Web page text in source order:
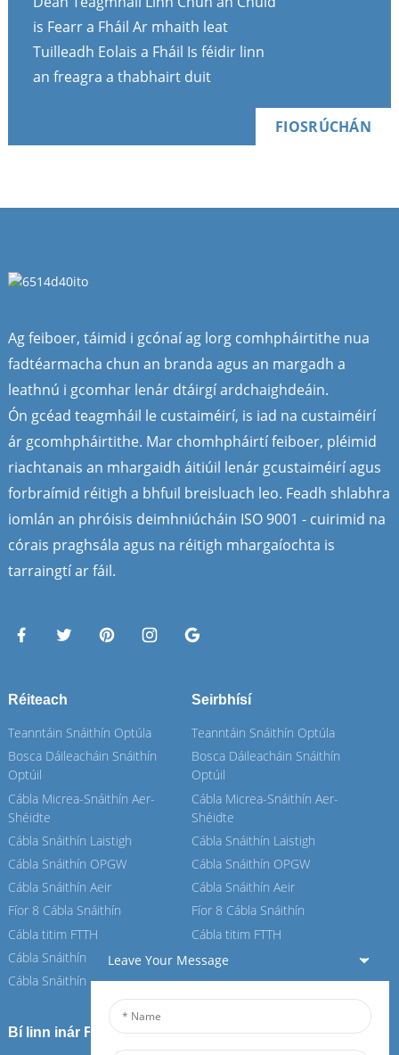
is Fearr a Fháil Ar mhaith leat
Tuilleadh Eolais a Fháil Is féidir linn
an freagra a thabhairt duit
FIOSRÚCHÁN
Ag feiboer, táimid i gcónaí ag lorg comhpháirtithe nua
fadtéarmacha chun an branda agus an margadh a
leathnú i gcomhar lenár dtáirgí ardchaighdeáin.
Ón gcéad teagmháil le custaiméirí, is iad na custaiméirí
ár gcomhpháirtithe. Mar chomhpháirtí feiboer, pléimid
riachtanais an mhargaidh áitiúil lenár gcustaiméirí agus
forbraímid réitigh a bhfuil breisluach leo. Feadh shlabhra
iomlán an phróisis deimhniúcháin ISO 9001 - cuirimid na
córais praghsála agus na réitigh mhargaíochta is
tarraingtí ar fáil.
Réiteach
Teanntáin Snáithín Optúla
Bosca Dáileacháin Snáithín
Optúil
Cábla Micrea-Snáithín Aer-
Shéidte
Cábla Snáithín Laistigh
Cábla Snáithín OPGW
Cábla Snáithín Aeir
Fíor 8 Cábla Snáithín
Cábla titim FTTH
Cábla Snáithín ASU
Cábla Snáithín ADSS
Seirbhísí
Teanntáin Snáithín Optúla
Bosca Dáileacháin Snáithín
Optúil
Cábla Micrea-Snáithín Aer-
Shéidte
Cábla Snáithín Laistigh
Cábla Snáithín OPGW
Cábla Snáithín Aeir
Fíor 8 Cábla Snáithín
Cábla titim FTTH
Cábla Snáithín ASU
Cábla Snáithín ADSS
Bí linn inár Feiboer
Leave Your Message